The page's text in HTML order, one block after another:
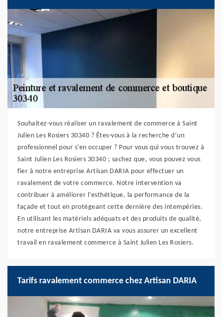
Souhaitez-vous réaliser un ravalement de commerce à Saint
Julien Les Rosiers 30340 ? Êtes-vous à la recherche d’un
professionnel pour s’en occuper ? Pour vous qui vous trouvez à
Saint Julien Les Rosiers 30340 ; sachez que, vous pouvez vous
fier à notre entreprise Artisan DARIA pour effectuer un
ravalement de votre commerce. Notre intervention va
contribuer à améliorer l’esthétique, la performance de la
façade et tout en protégeant cette dernière des intempéries.
En utilisant les matériels adéquats et des produits de qualité,
notre entreprise Artisan DARIA va vous assurer un excellent
travail en ravalement commerce à Saint Julien Les Rosiers.
Tarifs ravalement commerce chez Artisan DARIA